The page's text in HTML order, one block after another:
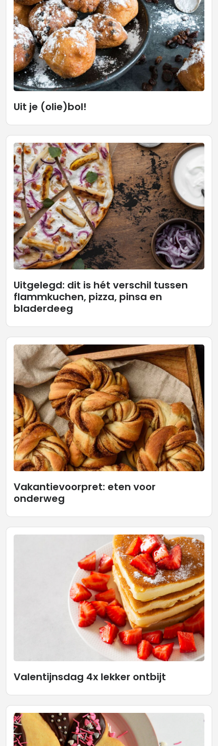
Uit je (olie)bol!
Uitgelegd: dit is hét verschil tussen
flammkuchen, pizza, pinsa en
bladerdeeg
Vakantievoorpret: eten voor
onderweg
Valentijnsdag 4x lekker ontbijt